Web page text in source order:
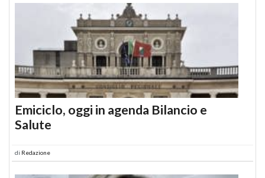
Emiciclo, oggi in agenda Bilancio e
Salute
di Redazione